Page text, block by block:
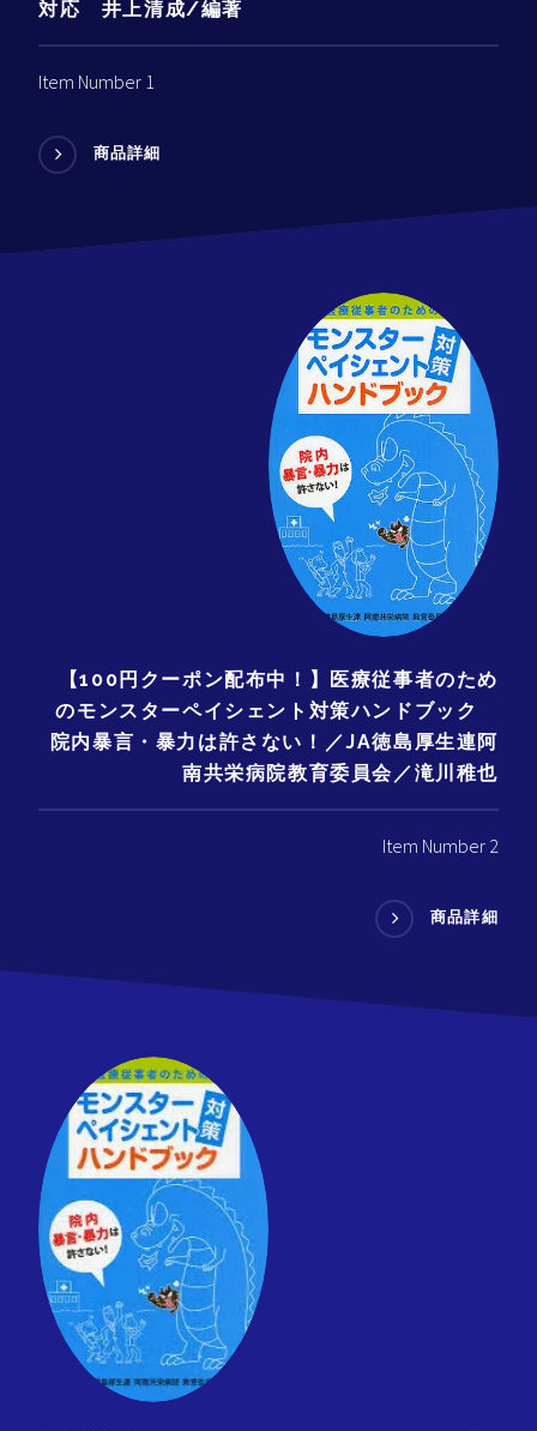
対応 井上清成/編著
Item Number 1
商品詳細
【100円クーポン配布中！】医療従事者のため
のモンスターペイシェント対策ハンドブック
院内暴言・暴力は許さない！／JA徳島厚生連阿
南共栄病院教育委員会／滝川稚也
Item Number 2
商品詳細